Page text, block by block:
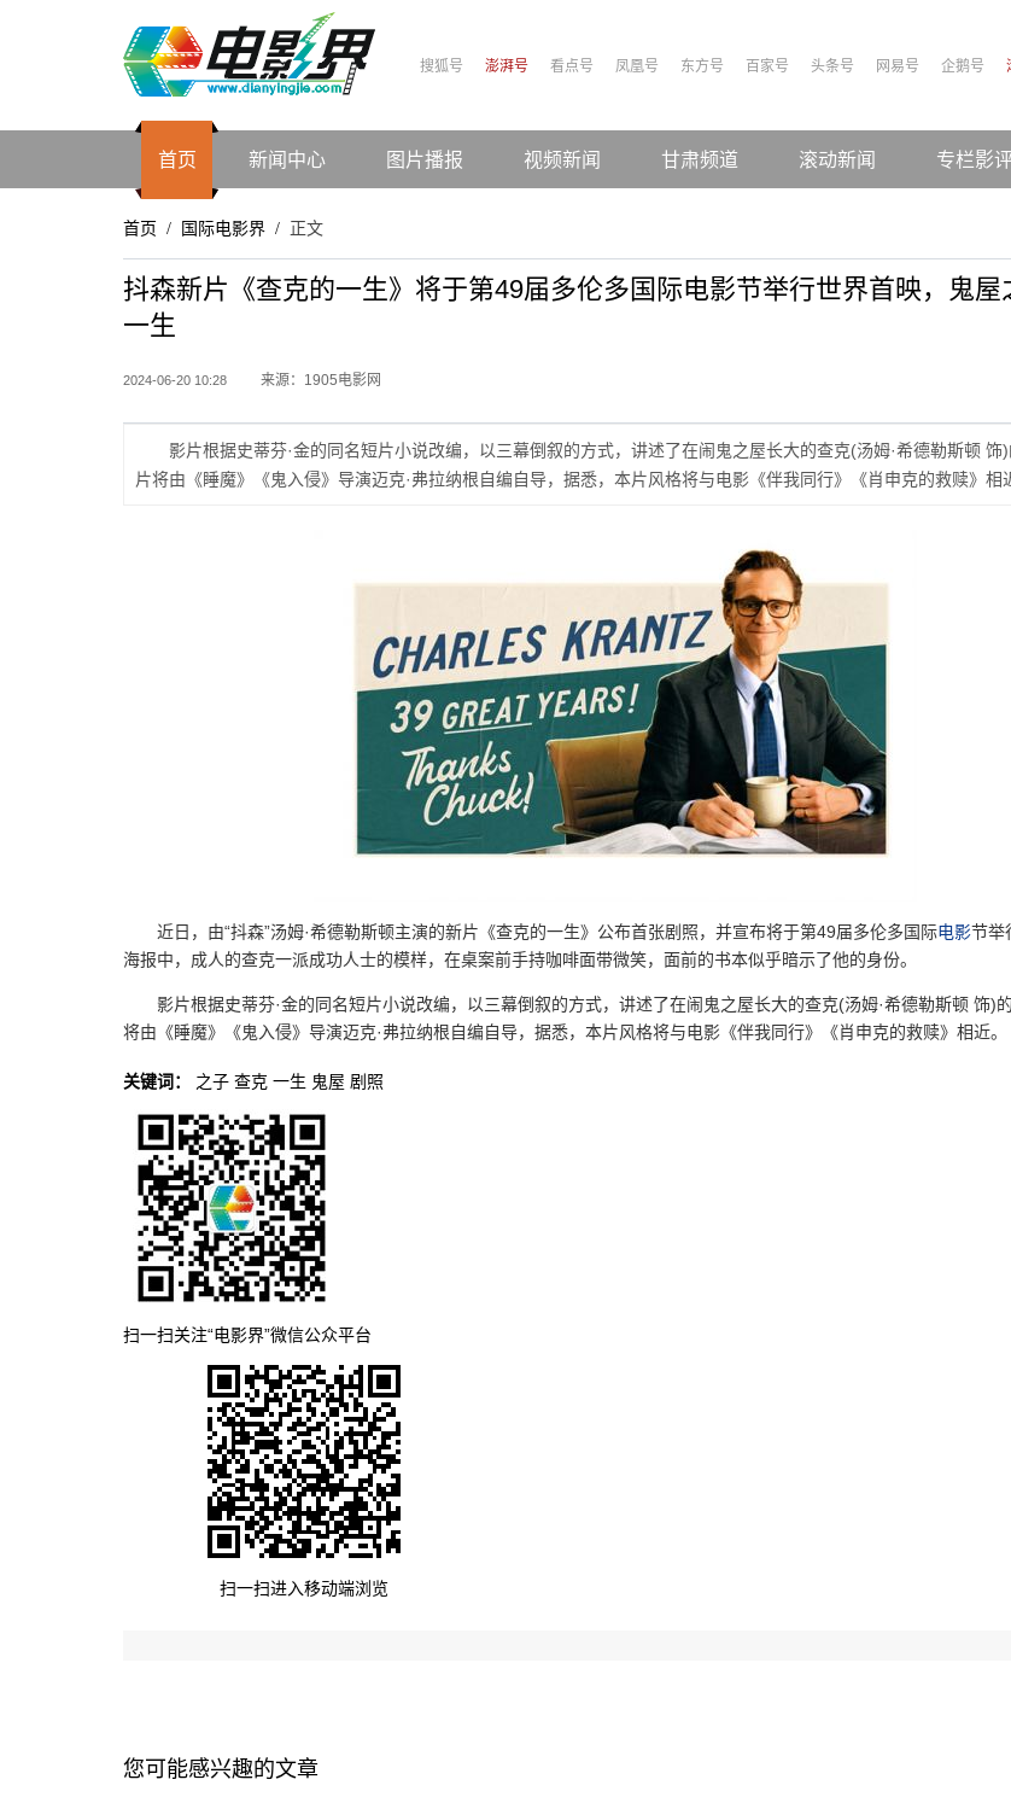
搜狐号 澎湃号 看点号 凤凰号 东方号 百家号 头条号 网易号 企鹅号
首页 新闻中心 图片播报 视频新闻 甘肃频道 滚动新闻 专栏影
首页 / 国际电影界 / 正文
抖森新片《查克的一生》将于第49届多伦多国际电影节举行世界首映，鬼屋
一生
2024-06-20 10:28 来源：1905电影网
影片根据史蒂芬·金的同名短片小说改编，以三幕倒叙的方式，讲述了在闹鬼之屋长大的查克(汤姆·希德勒斯顿 饰
片将由《睡魔》《鬼入侵》导演迈克·弗拉纳根自编自导，据悉，本片风格将与电影《伴我同行》《肖申克的救赎》相
近日，由“抖森”汤姆·希德勒斯顿主演的新片《查克的一生》公布首张剧照，并宣布将于第49届多伦多国际电影节举
海报中，成人的查克一派成功人士的模样，在桌案前手持咖啡面带微笑，面前的书本似乎暗示了他的身份。
影片根据史蒂芬·金的同名短片小说改编，以三幕倒叙的方式，讲述了在闹鬼之屋长大的查克(汤姆·希德勒斯顿 饰)
将由《睡魔》《鬼入侵》导演迈克·弗拉纳根自编自导，据悉，本片风格将与电影《伴我同行》《肖申克的救赎》相近。
关键词： 之子 查克 一生 鬼屋 剧照
扫一扫关注“电影界”微信公众平台
扫一扫进入移动端浏览
您可能感兴趣的文章